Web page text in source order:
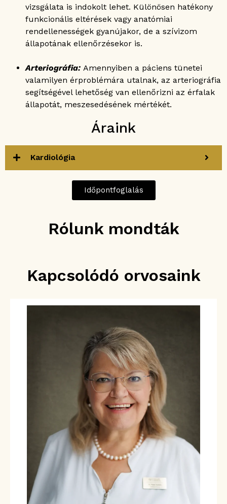
vizsgálata is indokolt lehet. Különösen hatékony
funkcionális eltérések vagy anatómiai
rendellenességek gyanújakor, de a szívizom
állapotának ellenőrzésekor is.
Arteriográfia: Amennyiben a páciens tünetei
valamilyen érproblémára utalnak, az arteriográfia
segítségével lehetőség van ellenőrizni az érfalak
állapotát, meszesedésének mértékét.
Áraink
Kardiológia
Időpontfoglalás
Rólunk mondták
Kapcsolódó orvosaink